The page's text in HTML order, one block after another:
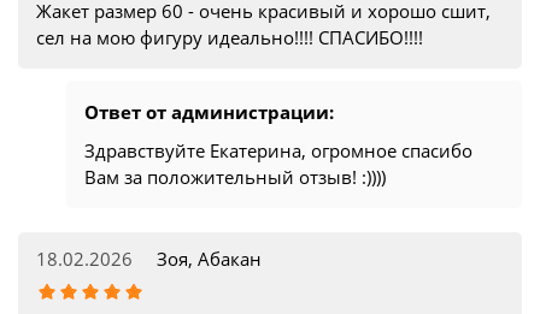
Жакет размер 60 - очень красивый и хорошо сшит,
сел на мою фигуру идеально!!!! СПАСИБО!!!!
Ответ от администрации:
Здравствуйте Екатерина, огромное спасибо
Вам за положительный отзыв! :))))
18.02.2026 Зоя, Абакан